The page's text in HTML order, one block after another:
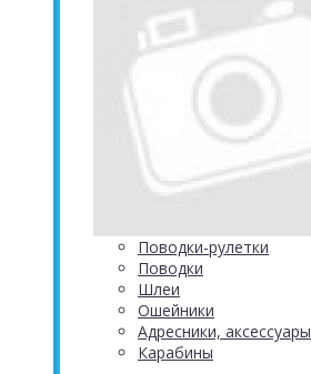
Поводки-рулетки
Поводки
Шлеи
Ошейники
Адресники, аксессуары
Карабины